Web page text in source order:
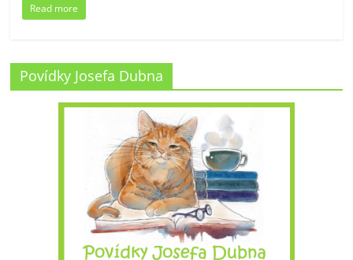
Read more
Povídky Josefa Dubna